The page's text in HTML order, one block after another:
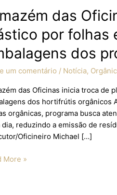
das
por folhas
dos
um comentário / Notícia,
das Oficinas inicia troca de
dos hortifrútis orgânicos
orgânicas, programa busca
dia, reduzindo a emissão de
Oficineiro Michael […]
More »